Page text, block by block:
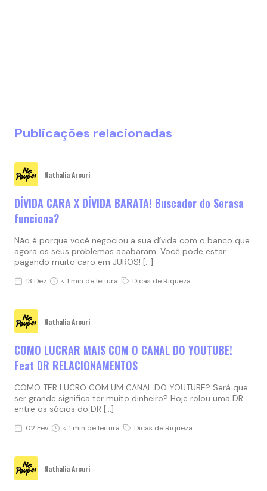
Publicações relacionadas
Nathalia Arcuri
DÍVIDA CARA X DÍVIDA BARATA! Buscador do Serasa
funciona?
Não é porque você negociou a sua dívida com o banco que
agora os seus problemas acabaram. Você pode estar
pagando muito caro em JUROS! […]
13 Dez < 1 min de leitura Dicas de Riqueza
Nathalia Arcuri
COMO LUCRAR MAIS COM O CANAL DO YOUTUBE!
Feat DR RELACIONAMENTOS
COMO TER LUCRO COM UM CANAL DO YOUTUBE? Será que
ser grande significa ter muito dinheiro? Hoje rolou uma DR
entre os sócios do DR […]
02 Fev < 1 min de leitura Dicas de Riqueza
Nathalia Arcuri